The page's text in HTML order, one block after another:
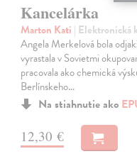
Kancelárka
Marton Kati | Elektronická
Angela Merkelová bola
vyrastala v Sovietmi
pracovala ako chemická
Berlínskeho…
Na stiahnutie ako
12,30 €